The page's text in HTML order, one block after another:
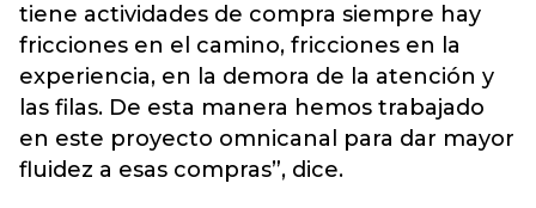
tiene actividades de compra siempre hay
fricciones en el camino, fricciones en la
experiencia, en la demora de la atención y
las filas. De esta manera hemos trabajado
en este proyecto omnicanal para dar mayor
fluidez a esas compras”, dice.